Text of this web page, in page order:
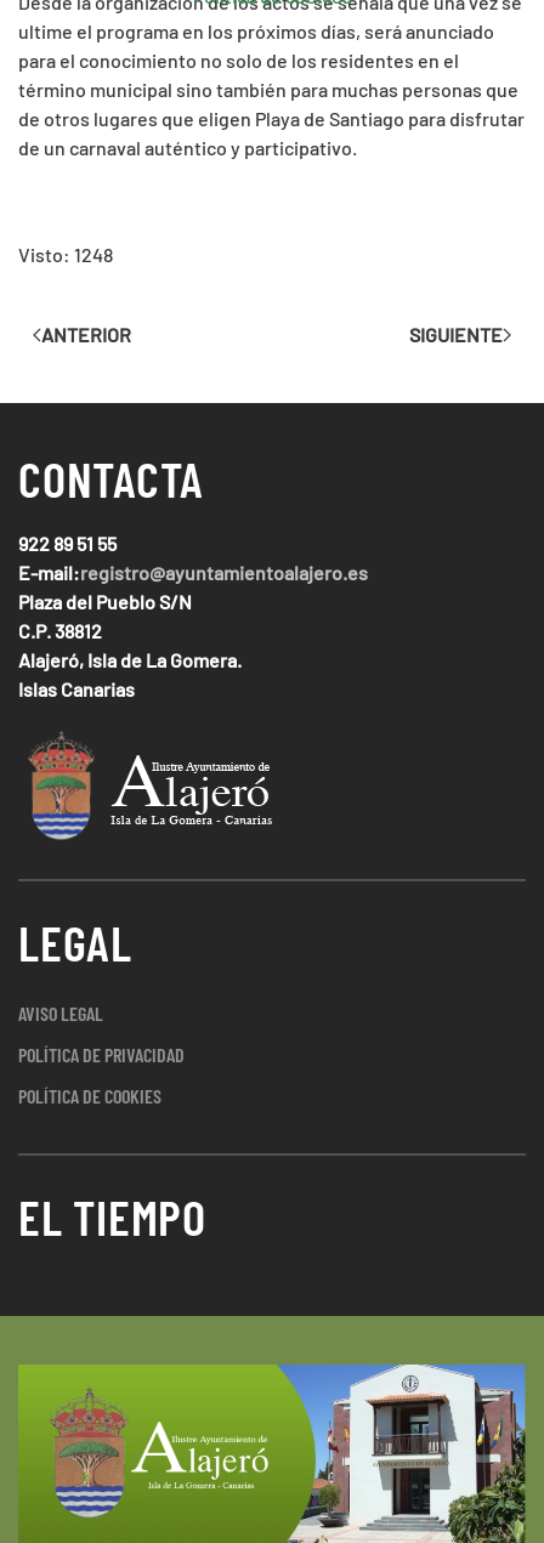
ultime el programa en los próximos días, será anunciado
para el conocimiento no solo de los residentes en el
término municipal sino también para muchas personas que
de otros lugares que eligen Playa de Santiago para disfrutar
de un carnaval auténtico y participativo.
Visto: 1248
ANTERIOR SIGUIENTE
CONTACTA
922 89 51 55
E-mail:registro@ayuntamientoalajero.es
Plaza del Pueblo S/N
C.P. 38812
Alajeró, Isla de La Gomera.
Islas Canarias
LEGAL
AVISO LEGAL
POLÍTICA DE PRIVACIDAD
POLÍTICA DE COOKIES
EL TIEMPO